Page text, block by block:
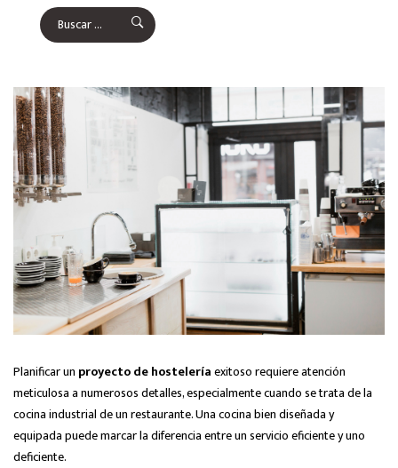
Planificar un proyecto de hosteleríaexitoso requiere atención
meticulosa a numerosos detalles, especialmente cuando se trata de la
cocina industrial de un restaurante. Una cocina bien diseñada y
equipada puede marcar la diferencia entre un servicio eficiente y uno
deficiente.